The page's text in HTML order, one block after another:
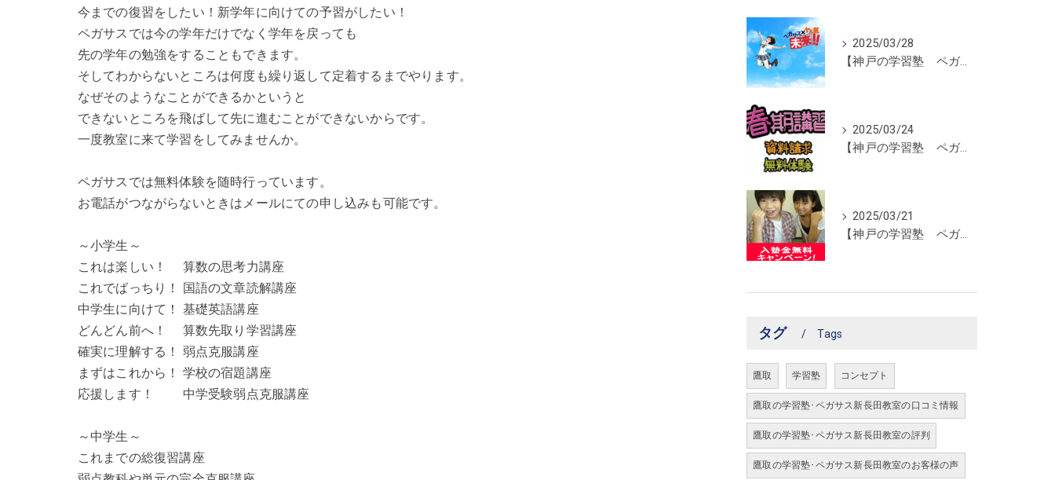
今までの復習をしたい！新学年に向けての予習がしたい！
ペガサスでは今の学年だけでなく学年を戻っても
先の学年の勉強をすることもできます。
そしてわからないところは何度も繰り返して定着するまでやります。
なぜそのようなことができるかというと
できないところを飛ばして先に進むことができないからです。
一度教室に来て学習をしてみませんか。
ペガサスでは無料体験を随時行っています。
お電話がつながらないときはメールにての申し込みも可能です。
～小学生～
これは楽しい！ 算数の思考力講座
これでばっちり！ 国語の文章読解講座
中学生に向けて！ 基礎英語講座
どんどん前へ！ 算数先取り学習講座
確実に理解する！ 弱点克服講座
まずはこれから！ 学校の宿題講座
応援します！ 中学受験弱点克服講座
～中学生～
これまでの総復習講座
2025/03/28
【神戸の学習塾 ペガサス新長田教室】ペガサス学習スタイル！
2025/03/24
【神戸の学習塾 ペガサス新長田教室】春期講習開催！
2025/03/21
【神戸の学習塾 ペガサス新長田教室】入塾金無料キャンペーン！
タグ Tags
鷹取 学習塾 コンセプト
鷹取の学習塾･ペガサス新長田教室の口コミ情報
鷹取の学習塾･ペガサス新長田教室の評判
鷹取の学習塾･ペガサス新長田教室のお客様の声